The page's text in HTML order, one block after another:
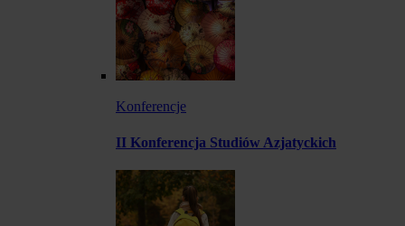
Konferencje
II Konferencja Studiów Azjatyckich